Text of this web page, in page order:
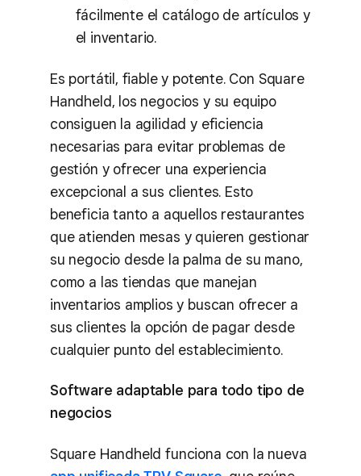
fácilmente el catálogo de artículos y
el inventario.
Es portátil, fiable y potente. Con Square
Handheld, los negocios y su equipo
consiguen la agilidad y eficiencia
necesarias para evitar problemas de
gestión y ofrecer una experiencia
excepcional a sus clientes. Esto
beneficia tanto a aquellos restaurantes
que atienden mesas y quieren gestionar
su negocio desde la palma de su mano,
como a las tiendas que manejan
inventarios amplios y buscan ofrecer a
sus clientes la opción de pagar desde
cualquier punto del establecimiento.
Software adaptable para todo tipo de
negocios
Square Handheld funciona con la nueva